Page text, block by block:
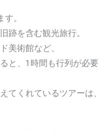
。
跡を含む観光旅行。
美術館など、
と、1時間も行列が必要
てくれているツアーは、